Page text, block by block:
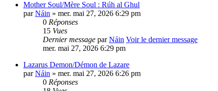
Mother Soul/Mère Soul : Rúh al Ghul
parNáin » mer. mai 27, 2026 6:29 pm
0 Réponses
15 Vues
Dernier message parNáin Voir le dernier message
mer. mai 27, 2026 6:29 pm
Lazarus Demon/Démon de Lazare
parNáin » mer. mai 27, 2026 6:26 pm
0 Réponses